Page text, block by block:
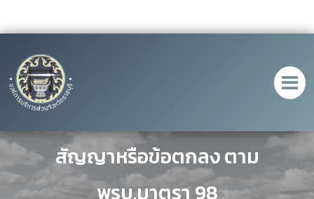
ประกาศ การเผยแพร่สาระสำคัญของ
สัญญาหรือข้อตกลง ตาม
พรบ.มาตรา 98